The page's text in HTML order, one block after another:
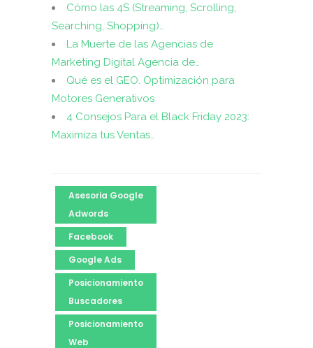
Cómo las 4S (Streaming, Scrolling,
Searching, Shopping)…
La Muerte de las Agencias de
Marketing Digital Agencia de…
Qué es el GEO. Optimización para
Motores Generativos
4 Consejos Para el Black Friday 2023:
Maximiza tus Ventas…
Asesoria Google
Adwords
Facebook
Google Ads
Posicionamiento
Buscadores
Posicionamiento
Web